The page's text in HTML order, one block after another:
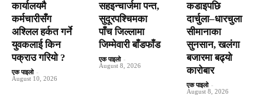
कार्यालयमै
कर्मचारीसँग
अश्लिल हर्कत गर्ने
युवकलाई किन
पक्राउ गरियाे ?
एक पाइलो -
August 10, 2026
सहइन्चार्जमा पन्त,
सुदूरपश्चिमका
पाँच जिल्लामा
जिम्मेवारी बाँडफाँड
एक पाइलो -
August 8, 2026
कडाइपछि
दार्चुला–धारचुला
सीमानाका
सुनसान, खलंगा
बजारमा बढ्यो
कारोबार
एक पाइलो -
August 8, 2026